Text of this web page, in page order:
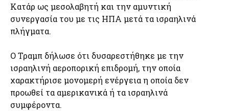
Κατάρ ως μεσολαβητή και την αμυντική
συνεργασία του με τις ΗΠΑ μετά τα ισραηλινά
πλήγματα.
Ο Τραμπ δήλωσε ότι δυσαρεστήθηκε με την
ισραηλινή αεροπορική επιδρομή, την οποία
χαρακτήρισε μονομερή ενέργεια η οποία δεν
προωθεί τα αμερικανικά ή τα ισραηλινά
συμφέροντα.